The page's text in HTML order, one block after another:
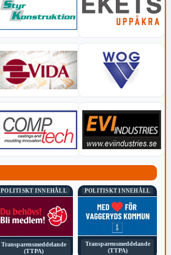
POLITISKT INNEHÅLL
Transparensmeddelande
(TTPA)
POLITISKT INNEHÅLL
Transparensmeddelande
(TTPA)